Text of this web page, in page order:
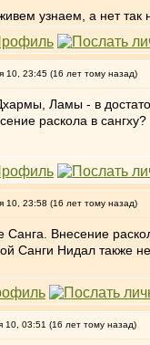
узнаем, а нет так
10, 23:45 (16 лет тому назад)
Ламы - в
раскола в сангху?
10, 23:58 (16 лет тому назад)
Внесение
Санги Нидал также
10, 03:51 (16 лет тому назад)